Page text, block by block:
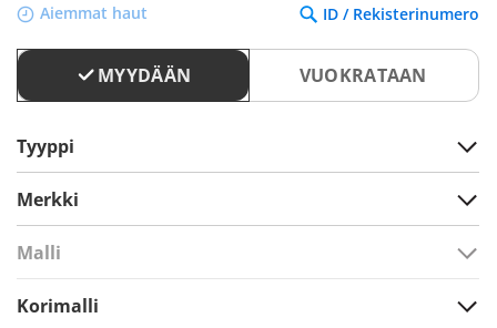
Aiemmat haut ID / Rekisterinumero
MYYDÄÄN VUOKRATAAN
Tyyppi
Merkki
Malli
Korimalli